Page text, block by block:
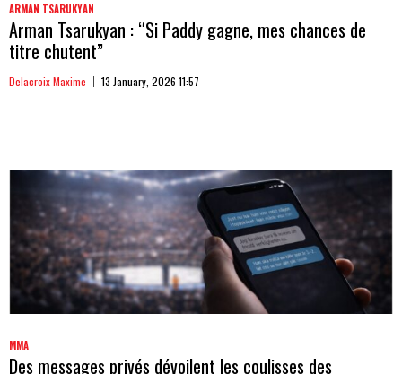
ARMAN TSARUKYAN
Arman Tsarukyan : “Si Paddy gagne, mes chances de
titre chutent”
Delacroix Maxime 13 January, 2026 11:57
MMA
Des messages privés dévoilent les coulisses des